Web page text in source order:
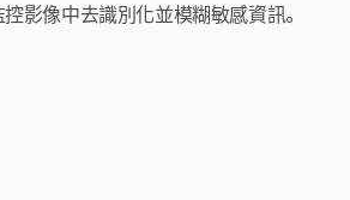
影像中去識別化並模糊敏感資訊。